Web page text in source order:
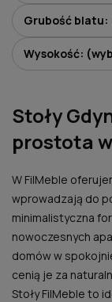
Grubość blatu:
Wysokość:
Stoły
prostota
W FilMeble
wprowadzają do
minimalistyczna
nowoczesnych
domów w
cenią je za
Stoły FilMeble to